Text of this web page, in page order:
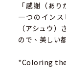
「感謝（あ
一つのイン
（アシュウ
ので、美しい
"Coloring